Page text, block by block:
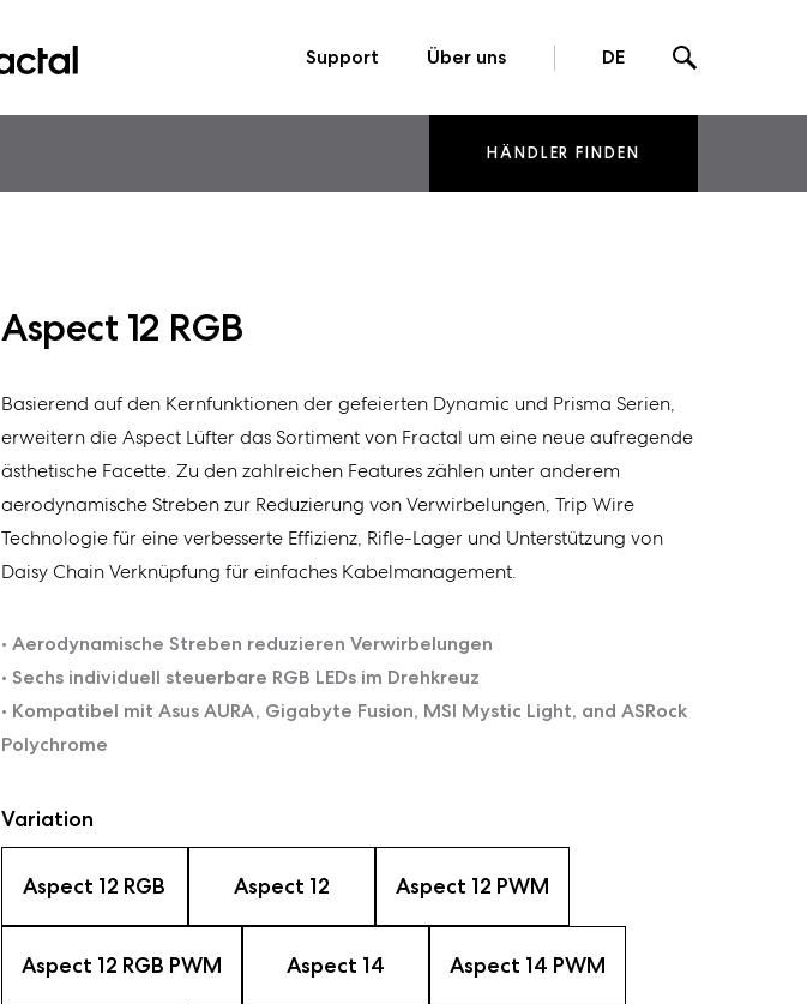
Support Über uns DE
HÄNDLER FINDEN
Aspect 12 RGB
Basierend auf den Kernfunktionen der gefeierten Dynamic und Prisma Serien,
erweitern die Aspect Lüfter das Sortiment von Fractal um eine neue aufregende
ästhetische Facette. Zu den zahlreichen Features zählen unter anderem
aerodynamische Streben zur Reduzierung von Verwirbelungen, Trip Wire
Technologie für eine verbesserte Effizienz, Rifle-Lager und Unterstützung von
Daisy Chain Verknüpfung für einfaches Kabelmanagement.
• Aerodynamische Streben reduzieren Verwirbelungen
• Sechs individuell steuerbare RGB LEDs im Drehkreuz
• Kompatibel mit Asus AURA, Gigabyte Fusion, MSI Mystic Light, and ASRock
Polychrome
Variation
Aspect 12 RGB Aspect 12 Aspect 12 PWM
Aspect 12 RGB PWM Aspect 14 Aspect 14 PWM